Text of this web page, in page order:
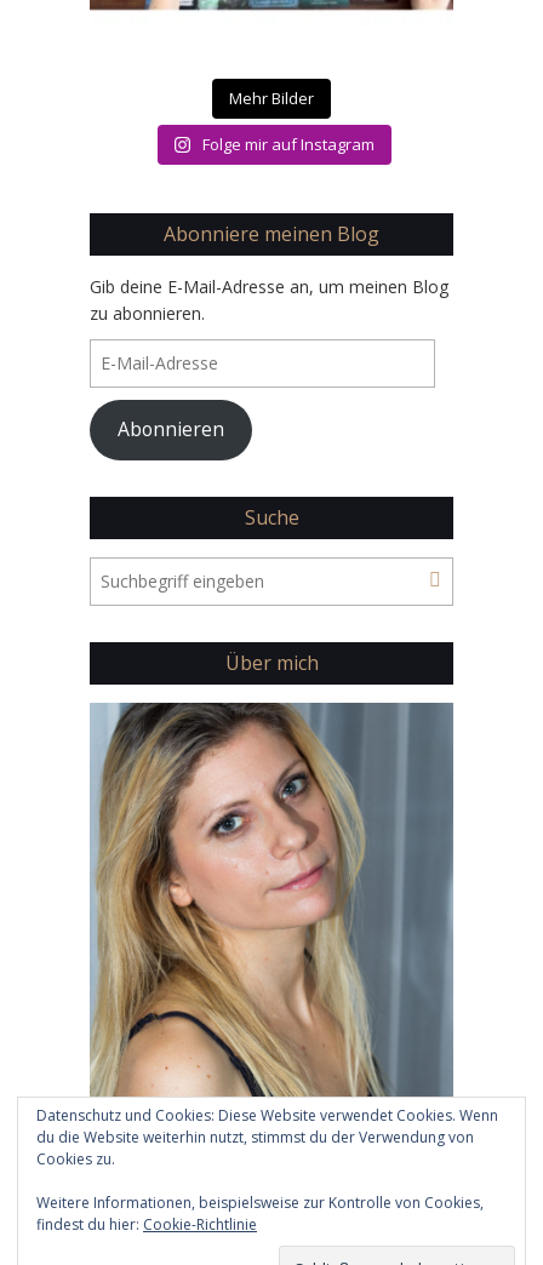
Mehr Bilder
Folge mir auf Instagram
Abonniere meinen Blog
Gib deine E-Mail-Adresse an, um meinen Blog
zu abonnieren.
Mail-
Adresse
Abonnieren
Suche
Über mich
Datenschutz und Cookies: Diese Website verwendet Cookies. Wenn
du die Website weiterhin nutzt, stimmst du der Verwendung von
Cookies zu.
Weitere Informationen, beispielsweise zur Kontrolle von Cookies,
findest du hier: Cookie-Richtlinie